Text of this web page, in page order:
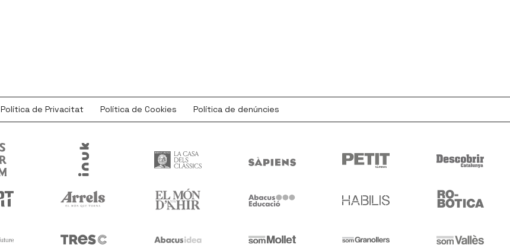
Política de Privacitat Política de Cookies Política de denúncies